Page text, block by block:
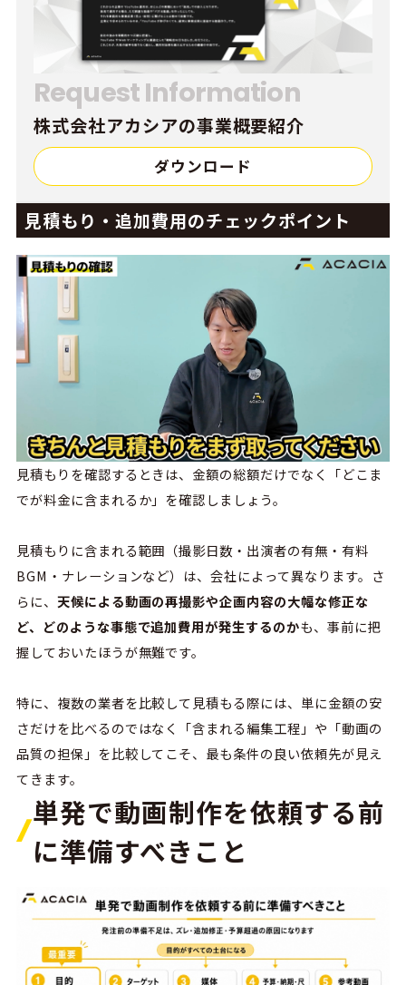
Request Information
株式会社アカシアの事業概要紹介
ダウンロード
見積もり・追加費用のチェックポイント
見積もりを確認するときは、金額の総額だけでなく「どこま
でが料金に含まれるか」を確認しましょう。
見積もりに含まれる範囲（撮影日数・出演者の有無・有料
BGM・ナレーションなど）は、会社によって異なります。さ
らに、 天候による動画の再撮影や企画内容の大幅な修正な
ど、どのような事態で追加費用が発生するのかも、事前に把
握しておいたほうが無難です。
特に、複数の業者を比較して見積もる際には、単に金額の安
さだけを比べるのではなく「含まれる編集工程」や「動画の
品質の担保」を比較してこそ、最も条件の良い依頼先が見え
てきます。
単発で動画制作を依頼する前
に準備すべきこと